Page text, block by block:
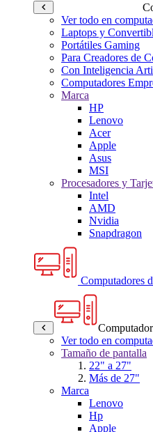
Ver todo en
Laptops y
Portátiles Gaming
Para Creadores de
Con Inteligencia
Computadores
Marca
HP
Lenovo
Acer
Apple
Asus
MSI
Procesadores y
Intel
AMD
Nvidia
Snapdragon
Computadores
Ver todo en
Tamaño de pantalla
22" a 27"
Más de 27"
Marca
Lenovo
Hp
Apple